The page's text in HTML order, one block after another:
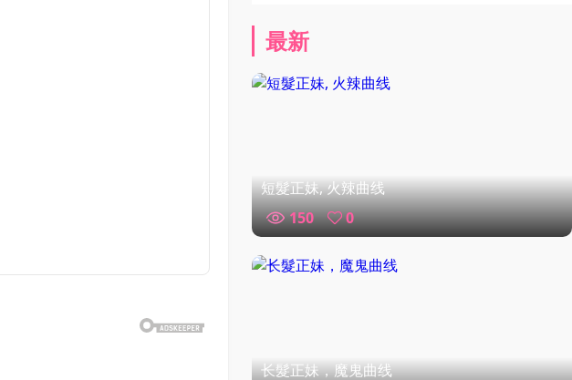
最新
短髮正妹, 火辣曲线
150
0
长髮正妹，魔鬼曲线